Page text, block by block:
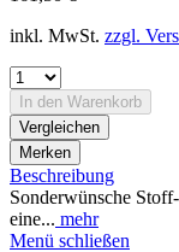
inkl. MwSt. zzgl.
In den Warenkorb
Vergleichen
Merken
Beschreibung
Sonderwünsche
eine... mehr
Menü schließen